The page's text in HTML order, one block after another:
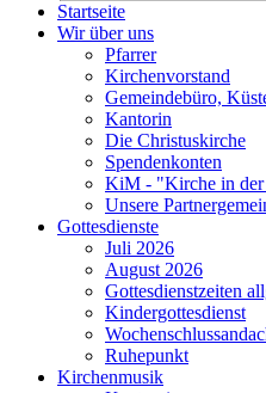
Startseite
Wir über uns
Pfarrer
Kirchenvorstand
Gemeindebüro,
Kantorin
Die Christuskirche
Spendenkonten
KiM - "Kirche in der
Unsere
Gottesdienste
Juli 2026
August 2026
Gottesdienstzeiten
Kindergottesdienst
Ruhepunkt
Kirchenmusik